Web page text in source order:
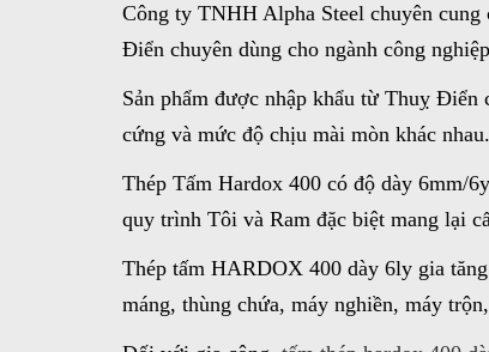
Công ty TNHH Alpha Steel chuyên
Điển chuyên dùng cho ngành công
Sản phẩm được nhập khẩu từ Thuỵ
cứng và mức độ chịu mài mòn khác nhau.
Thép Tấm Hardox 400 có độ dày 6mm/
quy trình Tôi và Ram đặc biệt mang lại
Thép tấm HARDOX 400 dày 6ly gia
máng, thùng chứa, máy nghiền, máy